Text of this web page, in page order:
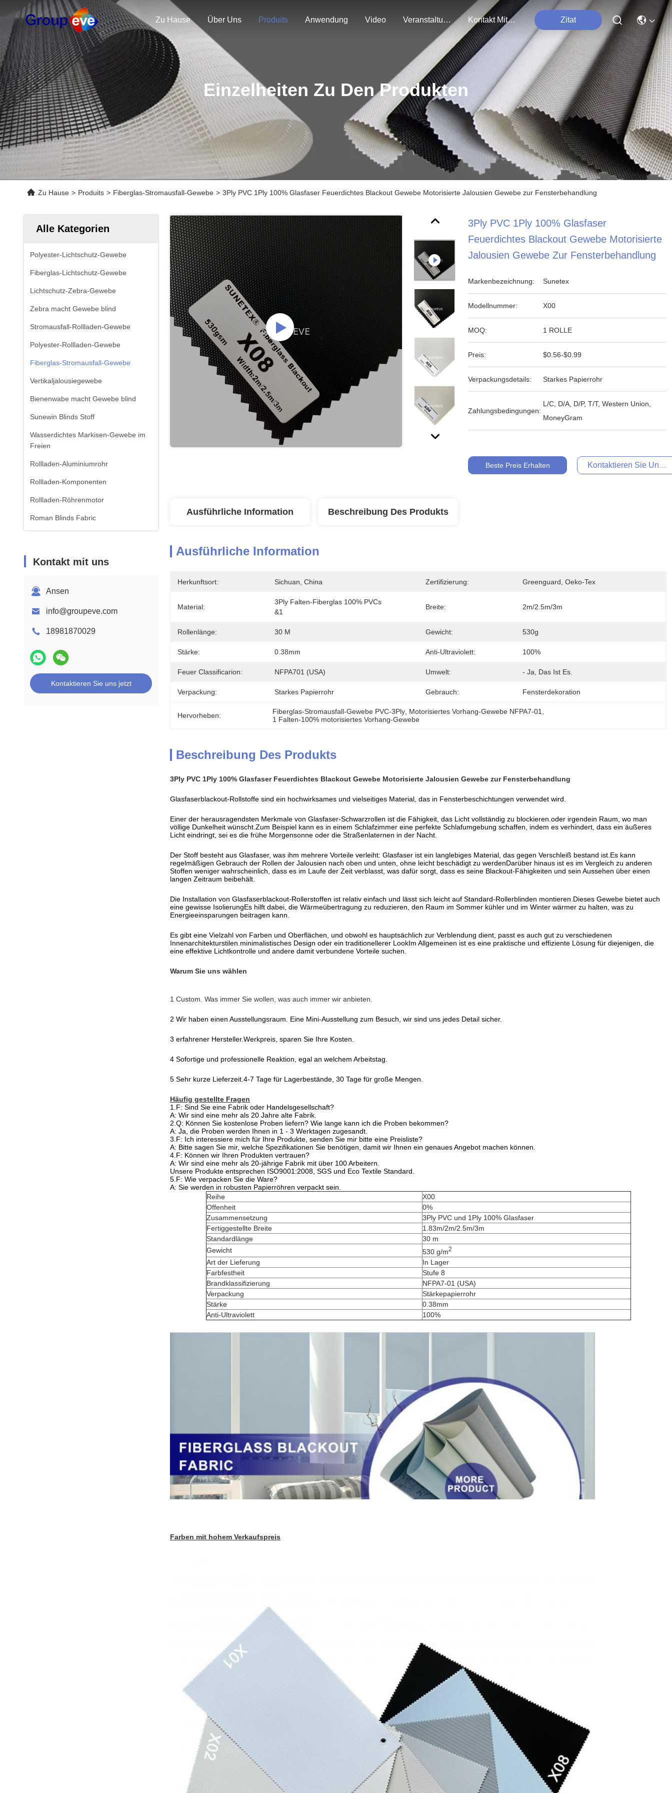
Zu Hause Über Uns Produits Anwendung Video Veranstaltungen Kontakt Mit Uns Zitat
Einzelheiten Zu Den Produkten
Zu Hause > Produits > Fiberglas-Stromausfall-Gewebe > 3Ply PVC 1Ply 100% Glasfaser Feuerdichtes Blackout Gewebe Motorisierte Jalousien Gewebe zur Fensterbehandlung
Alle Kategorien
Polyester-Lichtschutz-Gewebe
Fiberglas-Lichtschutz-Gewebe
Lichtschutz-Zebra-Gewebe
Zebra macht Gewebe blind
Stromausfall-Rollladen-Gewebe
Polyester-Rollladen-Gewebe
Fiberglas-Stromausfall-Gewebe
Vertikaljalousiegewebe
Bienenwabe macht Gewebe blind
Sunewin Blinds Stoff
Wasserdichtes Markisen-Gewebe im
Freien
Rollladen-Aluminiumrohr
Rollladen-Komponenten
Rollladen-Röhrenmotor
Roman Blinds Fabric
Kontakt mit uns
Ansen
info@groupeve.com
18981870029
Kontaktieren Sie uns jetzt
3Ply PVC 1Ply 100% Glasfaser
Feuerdichtes Blackout Gewebe Motorisierte
Jalousien Gewebe Zur Fensterbehandlung
Markenbezeichnung: Sunetex
Modellnummer: X00
MOQ: 1 ROLLE
Preis: $0.56-$0.99
Verpackungsdetails: Starkes Papierrohr
Zahlungsbedingungen:
L/C, D/A, D/P, T/T, Western Union,
MoneyGram
Beste Preis Erhalten Kontaktieren Sie Uns
Ausführliche Information Beschreibung Des Produkts
Ausführliche Information
Herkunftsort: Sichuan, China Zertifizierung: Greenguard, Oeko-Tex
Material:
3Ply Falten-Fiberglas 100% PVCs
&1
Breite: 2m/2.5m/3m
Rollenlänge: 30 M Gewicht: 530g
Stärke: 0.38mm Anti-Ultraviolett: 100%
Feuer Classificarion: NFPA701 (USA) Umwelt: - Ja, Das Ist Es.
Verpackung: Starkes Papierrohr Gebrauch: Fensterdekoration
Hervorheben: Fiberglas-Stromausfall-Gewebe PVC-3Ply, Motorisiertes Vorhang-Gewebe NFPA7-01
1 Falten-100% motorisiertes Vorhang-Gewebe
Beschreibung Des Produkts
3Ply PVC 1Ply 100% Glasfaser Feuerdichtes Blackout Gewebe Motorisierte Jalousien Gewebe zur Fensterbehandlung
Glasfaserblackout-Rollstoffe sind ein hochwirksames und vielseitiges Material, das in Fensterbeschichtungen verwendet wird.
Einer der herausragendsten Merkmale von Glasfaser-Schwarzrollen ist die Fähigkeit, das Licht vollständig zu blockieren.oder irgendein Raum, wo man
völlige Dunkelheit wünscht.Zum Beispiel kann es in einem Schlafzimmer eine perfekte Schlafumgebung schaffen, indem es verhindert, dass ein äußeres
Licht eindringt, sei es die frühe Morgensonne oder die Straßenlaternen in der Nacht.
Der Stoff besteht aus Glasfaser, was ihm mehrere Vorteile verleiht: Glasfaser ist ein langlebiges Material, das gegen Verschleiß bestand ist.Es kann
regelmäßigen Gebrauch der Rollen der Jalousien nach oben und unten, ohne leicht beschädigt zu werdenDarüber hinaus ist es im Vergleich zu anderen
Stoffen weniger wahrscheinlich, dass es im Laufe der Zeit verblasst, was dafür sorgt, dass es seine Blackout-Fähigkeiten und sein Aussehen über einen
langen Zeitraum beibehält.
Die Installation von Glasfaserblackout-Rollerstoffen ist relativ einfach und lässt sich leicht auf Standard-Rollerblinden montieren.Dieses Gewebe bietet auch
eine gewisse IsolierungEs hilft dabei, die Wärmeübertragung zu reduzieren, den Raum im Sommer kühler und im Winter wärmer zu halten, was zu
Energieeinsparungen beitragen kann.
Es gibt eine Vielzahl von Farben und Oberflächen, und obwohl es hauptsächlich zur Verblendung dient, passt es auch gut zu verschiedenen
Innenarchitekturstilen.minimalistisches Design oder ein traditionellerer LookIm Allgemeinen ist es eine praktische und effiziente Lösung für diejenigen, die
eine effektive Lichtkontrolle und andere damit verbundene Vorteile suchen.
Warum Sie uns wählen
1 Custom. Was immer Sie wollen, was auch immer wir anbieten.
2 Wir haben einen Ausstellungsraum. Eine Mini-Ausstellung zum Besuch, wir sind uns jedes Detail sicher.
3 erfahrener Hersteller.Werkpreis, sparen Sie Ihre Kosten.
4 Sofortige und professionelle Reaktion, egal an welchem Arbeitstag.
5 Sehr kurze Lieferzeit.4-7 Tage für Lagerbestände, 30 Tage für große Mengen.
Häufig gestellte Fragen
1.F: Sind Sie eine Fabrik oder Handelsgesellschaft?
A: Wir sind eine mehr als 20 Jahre alte Fabrik.
2.Q: Können Sie kostenlose Proben liefern? Wie lange kann ich die Proben bekommen?
A: Ja, die Proben werden Ihnen in 1 - 3 Werktagen zugesandt.
3.F: Ich interessiere mich für Ihre Produkte, senden Sie mir bitte eine Preisliste?
A: Bitte sagen Sie mir, welche Spezifikationen Sie benötigen, damit wir Ihnen ein genaues Angebot machen können.
4.F: Können wir Ihren Produkten vertrauen?
A: Wir sind eine mehr als 20-jährige Fabrik mit über 100 Arbeitern.
Unsere Produkte entsprechen ISO9001:2008, SGS und Eco Textile Standard.
5.F: Wie verpacken Sie die Ware?
A: Sie werden in robusten Papierröhren verpackt sein.
Reihe
X00
Offenheit
0%
Zusammensetzung
3Ply PVC und 1Ply 100% Glasfaser
Fertiggestellte Breite
1.83m/2m/2.5m/3m
Standardlänge
30 m
Gewicht
530 g/m2
Art der Lieferung
In Lager
Farbfestheit
Stufe 8
Brandklassifizierung
NFPA7-01 (USA)
Verpackung
Stärkepapierrohr
Stärke
0.38mm
Anti-Ultraviolett
100%
Farben mit hohem Verkaufspreis